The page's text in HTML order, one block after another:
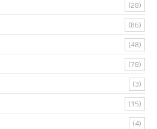
(28)
(86)
(48)
(78)
(3)
(15)
(4)